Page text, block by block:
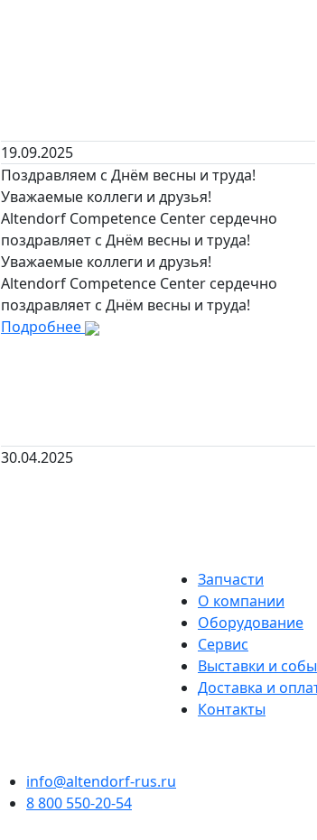
19.09.2025
Поздравляем с Днём весны и труда!
Уважаемые коллеги и друзья!
Altendorf Competence Center сердечно
поздравляет с Днём весны и труда!
Уважаемые коллеги и друзья!
Altendorf Competence Center сердечно
поздравляет с Днём весны и труда!
Подробнее
30.04.2025
Запчасти
О компании
Оборудование
Сервис
Выставки и
Доставка и
Контакты
info@altendorf-rus.ru
8 800 550-20-54